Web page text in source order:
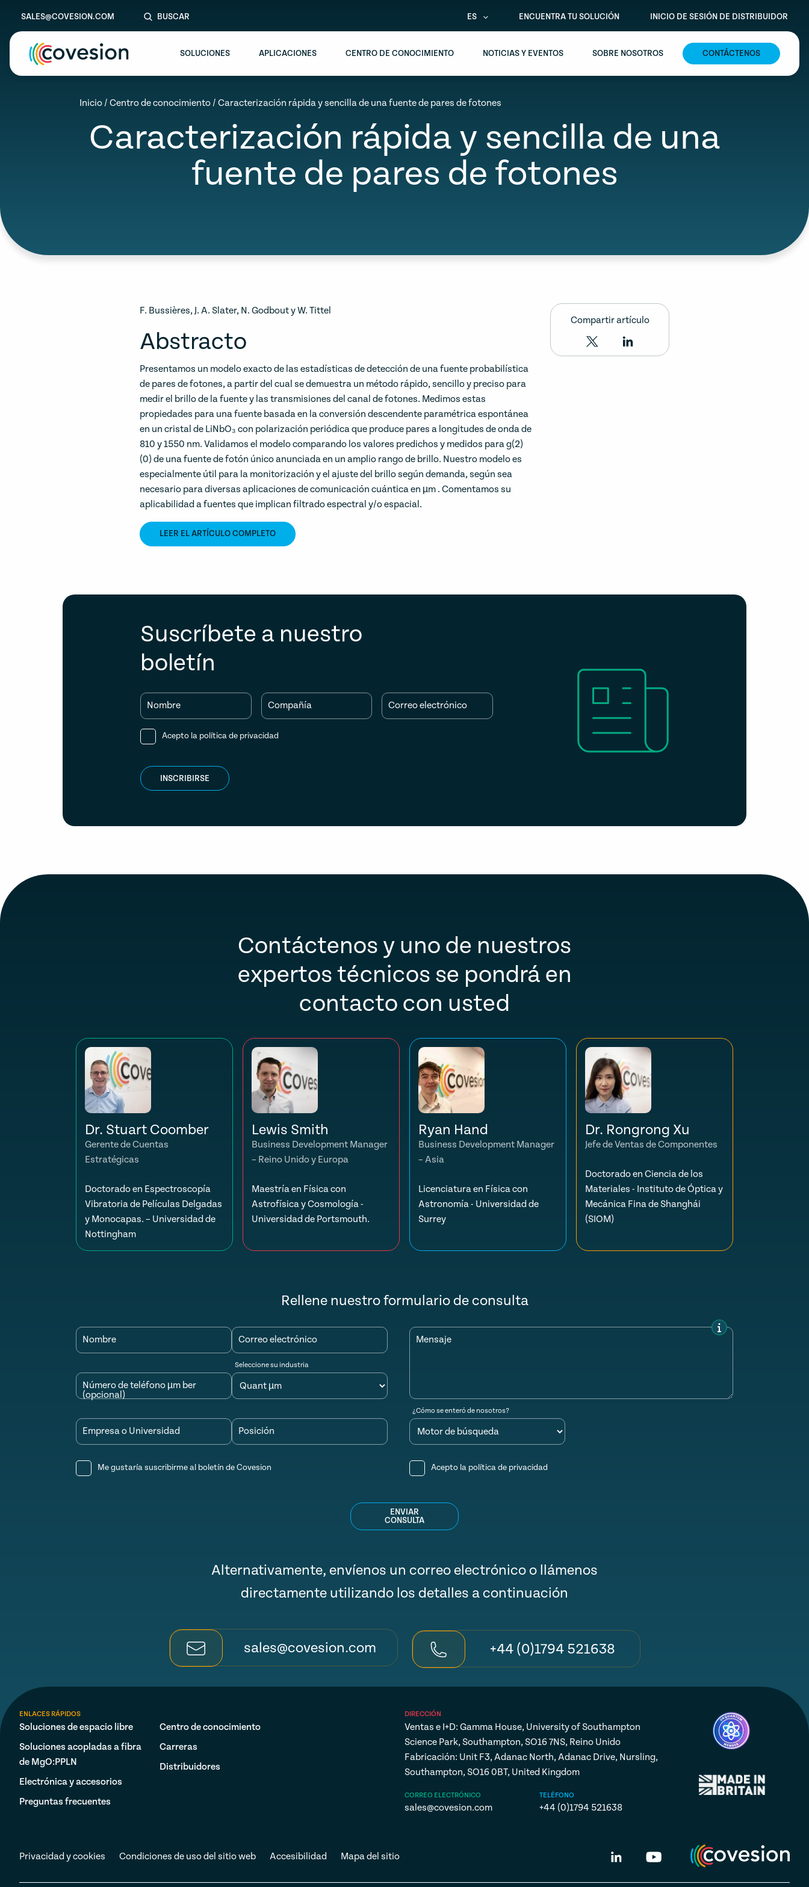
SALES@COVESION.COM BUSCAR ES ENCUENTRA TU SOLUCIÓN INICIO DE SESIÓN DE DISTRIBUIDOR
SOLUCIONES APLICACIONES CENTRO DE CONOCIMIENTO NOTICIAS Y EVENTOS SOBRE NOSOTROS CONTÁCTENOS
Inicio / Centro de conocimiento / Caracterización rápida y sencilla de una fuente de pares de fotones
Caracterización rápida y sencilla de una
fuente de pares de fotones
F. Bussières, J. A. Slater, N. Godbout y W. Tittel
Abstracto
Presentamos un modelo exacto de las estadísticas de detección de una fuente probabilística
de pares de fotones, a partir del cual se demuestra un método rápido, sencillo y preciso para
medir el brillo de la fuente y las transmisiones del canal de fotones. Medimos estas
propiedades para una fuente basada en la conversión descendente paramétrica espontánea
en un cristal de LiNbO₃ con polarización periódica que produce pares a longitudes de onda de
810 y 1550 nm. Validamos el modelo comparando los valores predichos y medidos para g(2)
(0) de una fuente de fotón único anunciada en un amplio rango de brillo. Nuestro modelo es
especialmente útil para la monitorización y el ajuste del brillo según demanda, según sea
necesario para diversas aplicaciones de comunicación cuántica en µm . Comentamos su
aplicabilidad a fuentes que implican filtrado espectral y/o espacial.
LEER EL ARTÍCULO COMPLETO
Compartir artículo
Suscríbete a nuestro
boletín
Nombre Compañía Correo electrónico
Acepto la política de privacidad
INSCRIBIRSE
Contáctenos y uno de nuestros
expertos técnicos se pondrá en
contacto con usted
Dr. Stuart Coomber
Gerente de Cuentas
Estratégicas
Doctorado en Espectroscopía
Vibratoria de Películas Delgadas
y Monocapas. – Universidad de
Nottingham
Lewis Smith
Business Development Manager
– Reino Unido y Europa
Maestría en Física con
Astrofísica y Cosmología -
Universidad de Portsmouth.
Ryan Hand
Business Development Manager
– Asia
Licenciatura en Física con
Astronomía - Universidad de
Surrey
Dr. Rongrong Xu
Jefe de Ventas de Componentes
Doctorado en Ciencia de los
Materiales - Instituto de Óptica y
Mecánica Fina de Shanghái
(SIOM)
Rellene nuestro formulario de consulta
Nombre Correo electrónico
Número de teléfono µm ber
(opcional)
Seleccione su industria
Empresa o Universidad Posición
Mensaje
¿Cómo se enteró de nosotros?
Me gustaría suscribirme al boletín de Covesion Acepto la política de privacidad
ENVIAR
CONSULTA
Alternativamente, envíenos un correo electrónico o llámenos
directamente utilizando los detalles a continuación
sales@covesion.com +44 (0)1794 521638
ENLACES RÁPIDOS
Soluciones de espacio libre
Soluciones acopladas a fibra
de MgO:PPLN
Electrónica y accesorios
Preguntas frecuentes
Centro de conocimiento
Carreras
Distribuidores
DIRECCIÓN
Ventas e I+D: Gamma House, University of Southampton
Science Park, Southampton, SO16 7NS, Reino Unido
Fabricación: Unit F3, Adanac North, Adanac Drive, Nursling,
Southampton, SO16 0BT, United Kingdom
CORREO ELECTRÓNICO
sales@covesion.com
TELÉFONO
+44 (0)1794 521638
Privacidad y cookies Condiciones de uso del sitio web Accesibilidad Mapa del sitio